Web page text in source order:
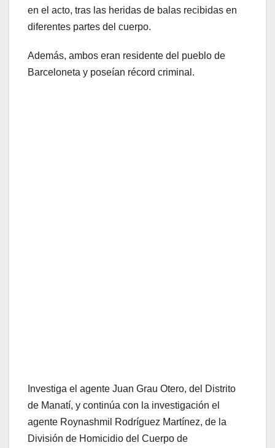
en el acto, tras las heridas de balas recibidas en
diferentes partes del cuerpo.
Además, ambos eran residente del pueblo de
Barceloneta y poseían récord criminal.
Investiga el agente Juan Grau Otero, del Distrito
de Manatí, y continúa con la investigación el
agente Roynashmil Rodríguez Martínez, de la
División de Homicidio del Cuerpo de